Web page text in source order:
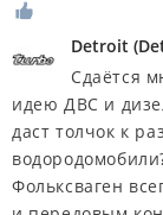
Detroit (
Сдаётся
идею ДВС и
даст толчок к
Фольксваген